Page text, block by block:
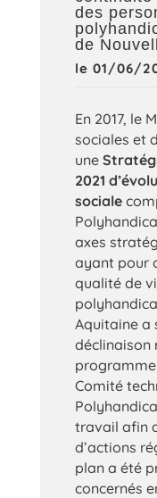
des
de
le 01/06/
En 2017, le
sociales et
une
2021
sociale
axes
ayant pour
qualité de
Aquitaine a
déclinaison
programme
Comité
travail afin
d’actions
plan a été
concernés